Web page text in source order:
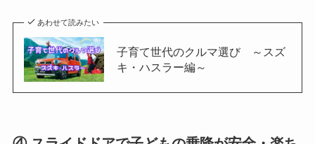
あわせて読みたい
子育て世代のクルマ選び ～スズ
キ・ハスラー編～